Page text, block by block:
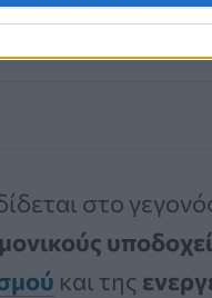
στο
και της